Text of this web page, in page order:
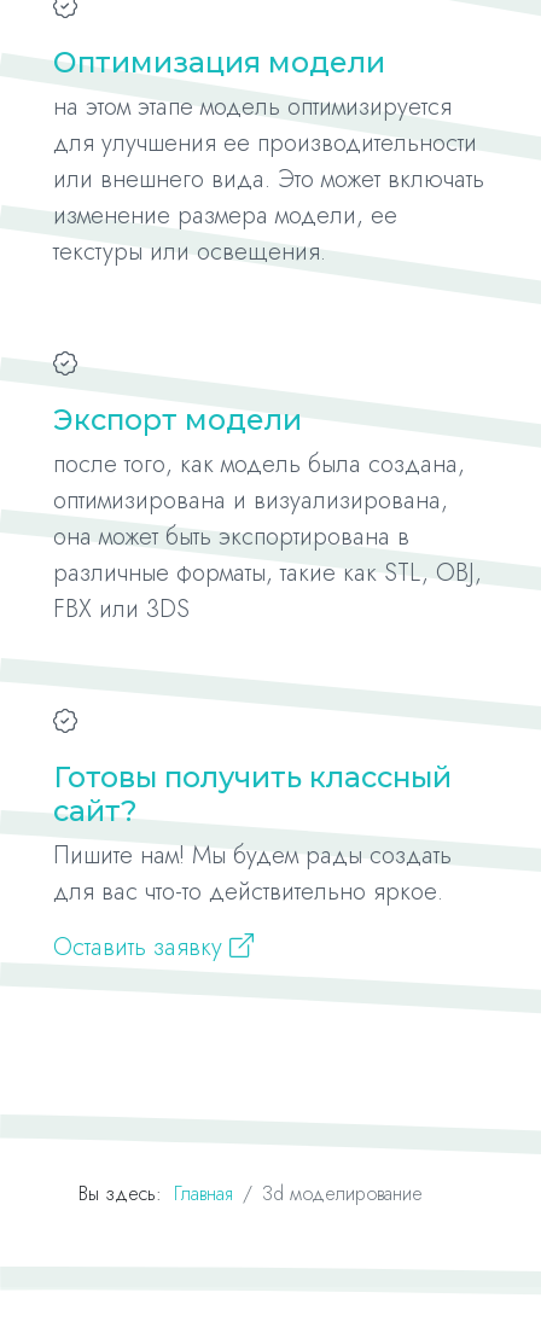
Оптимизация модели
на этом этапе модель оптимизируется
для улучшения ее производительности
или внешнего вида. Это может включать
изменение размера модели, ее
текстуры или освещения.
Экспорт модели
после того, как модель была создана,
оптимизирована и визуализирована,
она может быть экспортирована в
различные форматы, такие как STL, OBJ,
FBX или 3DS
Готовы получить классный
сайт?
Пишите нам! Мы будем рады создать
для вас что-то действительно яркое.
Оставить заявку
Вы здесь: Главная 3d моделирование